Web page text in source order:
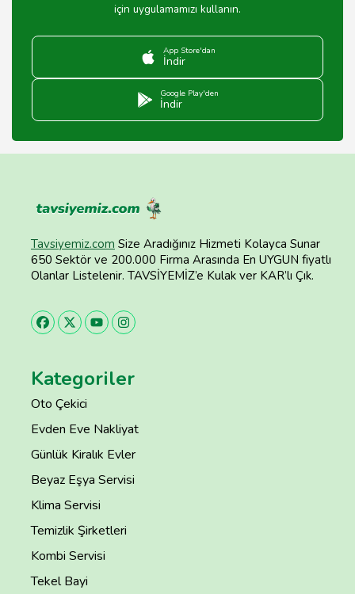
için uygulamamızı kullanın.
App Store'dan
İndir
Google Play'den
İndir
Tavsiyemiz.com Size Aradığınız Hizmeti Kolayca Sunar
650 Sektör ve 200.000 Firma Arasında En UYGUN fiyatlı
Olanlar Listelenir. TAVSİYEMİZ’e Kulak ver KAR’lı Çık.
Kategoriler
Oto Çekici
Evden Eve Nakliyat
Günlük Kiralık Evler
Beyaz Eşya Servisi
Klima Servisi
Temizlik Şirketleri
Kombi Servisi
Tekel Bayi